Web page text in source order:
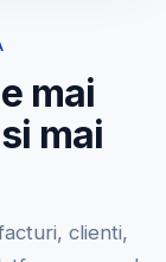
mai
mai
clienti,